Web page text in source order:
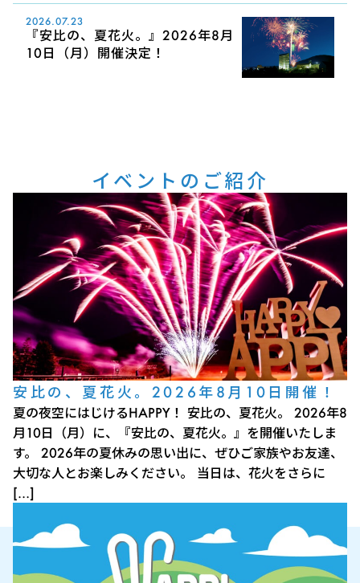
2026.07.23
『安比の、夏花火。』2026年8月
10日（月）開催決定！
イベントのご紹介
安比の、夏花火。2026年8月10日開催！
夏の夜空にはじけるHAPPY！ 安比の、夏花火。 2026年8
月10日（月）に、『安比の、夏花火。』を開催いたしま
す。 2026年の夏休みの思い出に、ぜひご家族やお友達、
大切な人とお楽しみください。 当日は、花火をさらに
[…]